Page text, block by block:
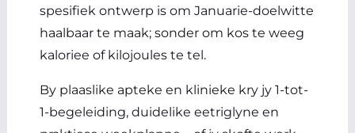
spesifiek ontwerp is om Januarie-doelwitte
haalbaar te maak; sonder om kos te weeg
kaloriee of kilojoules te tel.
By plaaslike apteke en klinieke kry jy 1-tot-
1-begeleiding, duidelike eetriglyne en